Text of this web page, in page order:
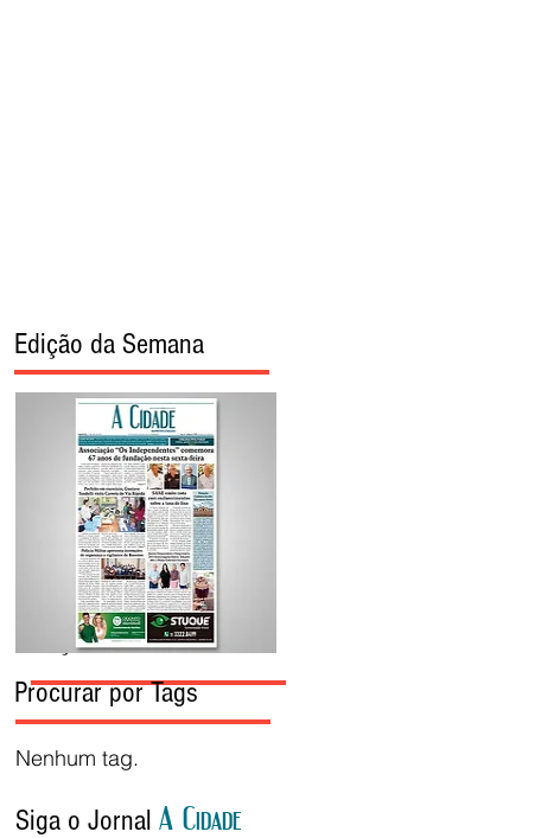
Edição da Semana
Edição da Semana
Procurar por Tags
Nenhum tag.
Siga o Jornal A Cidade